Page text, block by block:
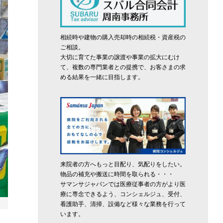
相続時や建物の購入売却時の相続税・資産税の
ご相談。
大切に育てた事業の譲渡や事業の拡大にむけ
て、複数の専門業者との提携で、お客さまの求
める結果を一緒に目指します。
来院者の方へもっと目配り、気配りをしたい。
物品の補充や搬送に時間を取られる・・・
サマンサジャパンでは医療従事者の方がより医
療に専念できるよう、コンシェルジュ、受付、
看護助手、清掃、設備など様々な業務を行って
います。